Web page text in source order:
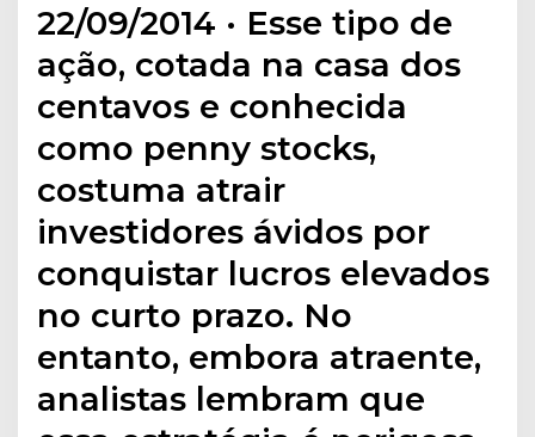
22/09/2014 · Esse tipo de
ação, cotada na casa dos
centavos e conhecida
como penny stocks,
costuma atrair
investidores ávidos por
conquistar lucros elevados
no curto prazo. No
entanto, embora atraente,
analistas lembram que